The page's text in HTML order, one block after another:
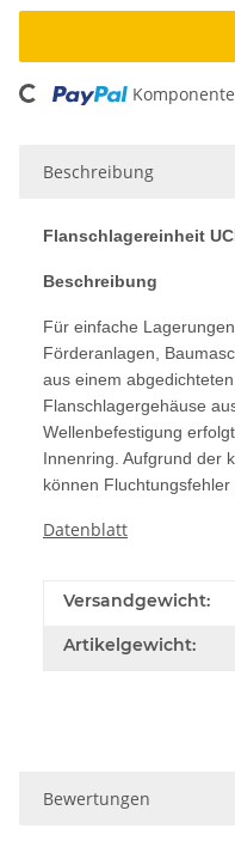
Beschreibung
Flanschlagereinheit
Beschreibung
Für einfache
Förderanlagen,
aus einem
Flanschlagergehäuse
Wellenbefestigung
Innenring. Aufgrund der
können
Datenblatt
Versandgewicht:
Artikelgewicht:
Bewertungen